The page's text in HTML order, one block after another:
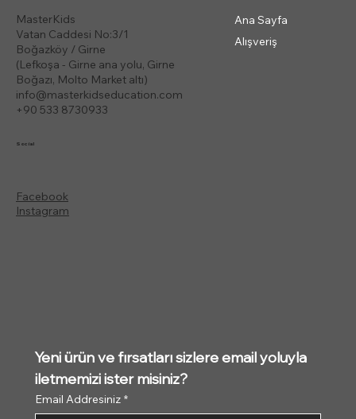
MasterKids
Vatan Caddesi No:3/1
Boğazköy / Girne
(Lefkoşa - Girne ana yolu, Girne
Boğazı, Molto Market altı)
info@masterkidseducation.com
+90 533 8730933
Ana Sayfa
Alışveriş
Facebook
Instagram
Social
Yeni ürün ve fırsatları sizlere email yoluyla
iletmemizi ister misiniz?
Email Addresiniz *